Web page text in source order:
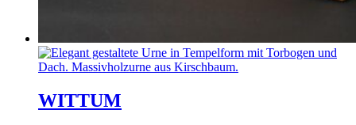
WITTUM